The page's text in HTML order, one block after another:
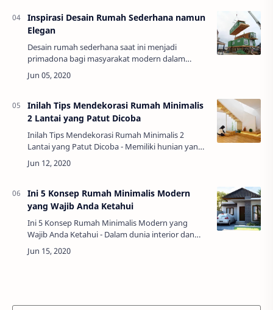
Inspirasi Desain Rumah Sederhana namun
Elegan
Desain rumah sederhana saat ini menjadi
primadona bagi masyarakat modern dalam
merancang hunian. Ada banyak alasan,
diantaranya semakin banyak orang yang ingin
Inilah Tips Mendekorasi Rumah Minimalis
2 Lantai yang Patut Dicoba
Inilah Tips Mendekorasi Rumah Minimalis 2
Lantai yang Patut Dicoba - Memiliki hunian yang
nyaman dan indah tentu menjadi impian setiap
orang. Meski saat ini populasi di Indonesi…
Ini 5 Konsep Rumah Minimalis Modern
yang Wajib Anda Ketahui
Ini 5 Konsep Rumah Minimalis Modern yang
Wajib Anda Ketahui - Dalam dunia interior dan
arsitektur, rumah yang mengusung konsep
minimalis modern sudah bukan menjadi hal baru